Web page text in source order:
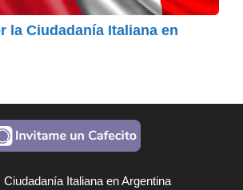
la Ciudadanía Italiana en
Italiana en Argentina